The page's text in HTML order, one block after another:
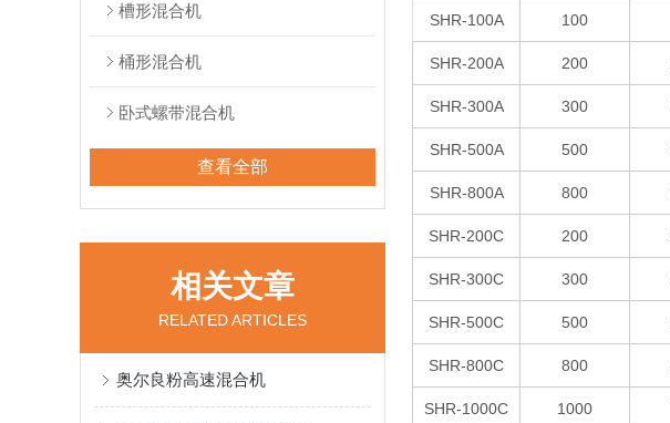
槽形混合机
桶形混合机
卧式螺带混合机
查看全部
相关文章
RELATED ARTICLES
奥尔良粉高速混合机
SHR-100A 100
SHR-200A 200
SHR-300A 300
SHR-500A 500
SHR-800A 800
SHR-200C 200
SHR-300C 300
SHR-500C 500
SHR-800C 800
SHR-1000C 1000